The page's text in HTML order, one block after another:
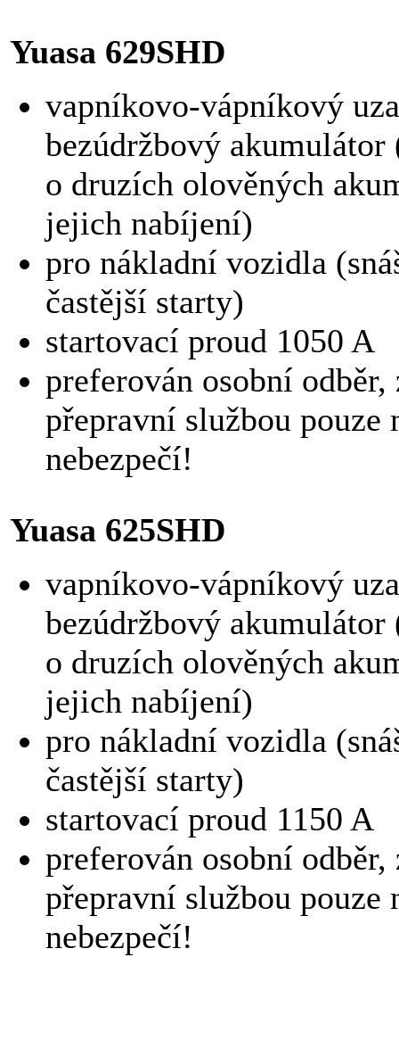
Yuasa 629SHD
vapníkovo-vápníkový
bezúdržbový
o druzích olověných
jejich nabíjení)
pro nákladní vozidla
častější starty)
startovací proud 1050 A
preferován osobní odběr,
přepravní službou pouze
nebezpečí!
Yuasa 625SHD
vapníkovo-vápníkový
bezúdržbový
o druzích olověných
jejich nabíjení)
pro nákladní vozidla
častější starty)
startovací proud 1150 A
preferován osobní odběr,
přepravní službou pouze
nebezpečí!